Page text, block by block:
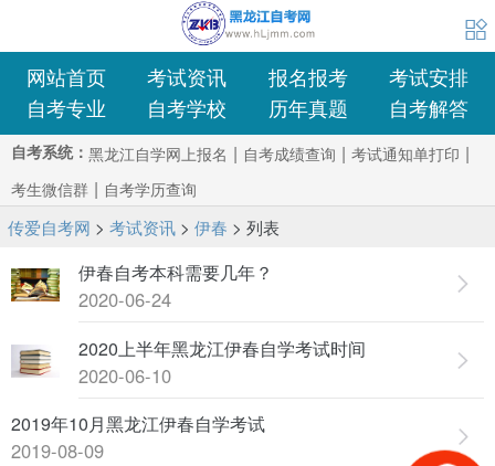
网站首页 考试资讯 报名报考
考试安排
自考专业
自考学校 历年真题 自考解答
自考系统： 黑龙江自学网上报名 | 自考成绩查询 | 考试通知单打印 |
考生微信群 | 自考学历查询
传爱自考网 > 考试资讯> 伊春 > 列表
伊春自考本科需要几年？
2020-06-24
2020上半年黑龙江伊春自学考试时间
2020-06-10
2019年10月黑龙江伊春自学考试
2019-08-09
学士学位转考免考 